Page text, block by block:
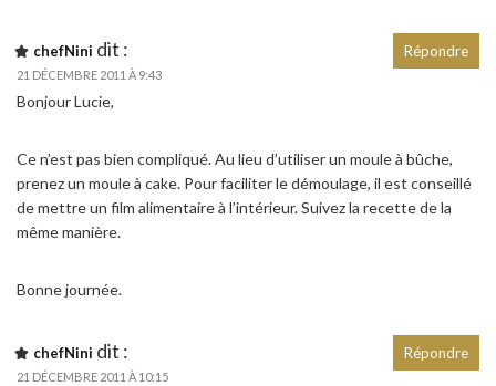
chefNini dit :
21 DÉCEMBRE 2011 À 9:43
Bonjour Lucie,
Ce n’est pas bien compliqué. Au lieu d’utiliser un moule à bûche,
prenez un moule à cake. Pour faciliter le démoulage, il est conseillé
de mettre un film alimentaire à l’intérieur. Suivez la recette de la
même manière.
Bonne journée.
Répondre
chefNini dit :
21 DÉCEMBRE 2011 À 10:15
Répondre